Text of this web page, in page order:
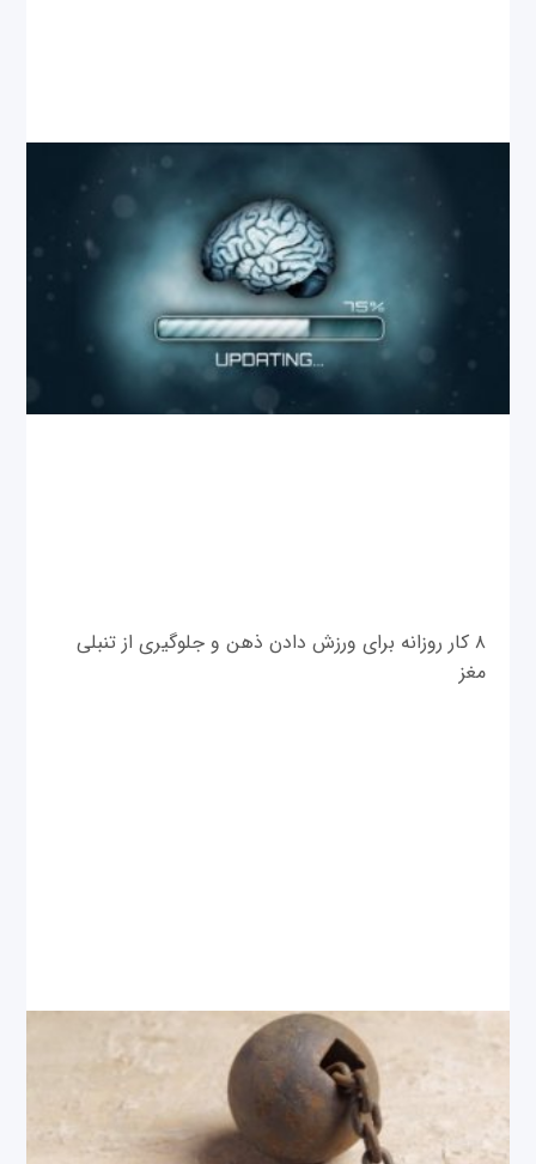
۸ کار روزانه برای ورزش دادن ذهن و جلوگیری از تنبلی
مغز